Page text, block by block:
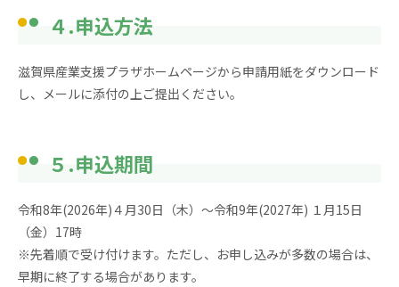
４.申込方法
滋賀県産業支援プラザホームページから申請用紙をダウンロード
し、メールに添付の上ご提出ください。
５.申込期間
令和8年(2026年)４月30日（木）～令和9年(2027年) １月15日
（金）17時
※先着順で受け付けます。ただし、お申し込みが多数の場合は、
早期に終了する場合があります。